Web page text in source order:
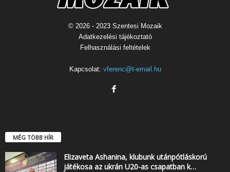
© 2026 - 2023 Szentesi Mozaik
Adatkezelési tájékoztató
Felhasználási feltételek
Kapcsolat: vferenc@t-email.hu
MÉG TÖBB HÍR
Elizaveta Ashanina, klubunk utánpótláskorú
játékosa az ukrán U20-as csapatban k…